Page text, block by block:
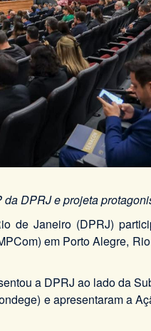
DPRJ e projeta
de Janeiro (DPRJ)
em Porto Alegre,
a DPRJ ao lado da
e apresentaram a